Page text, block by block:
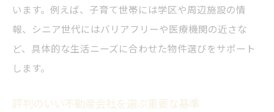
います。例えば、子育て世帯には学区や周辺施設の情
報、シニア世代にはバリアフリーや医療機関の近さな
ど、具体的な生活ニーズに合わせた物件選びをサポート
します。
評判のいい不動産会社を選ぶ重要な基準